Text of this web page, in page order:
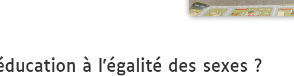
à l'égalité des sexes ?